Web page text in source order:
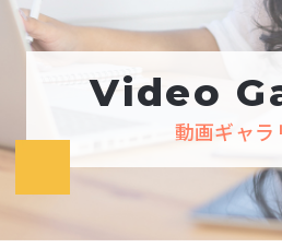
Video
動画ギャラ